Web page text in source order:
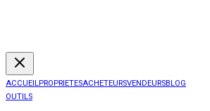
ACCUEILPROPRIETESACHETEURSVENDEURSBLOG
OUTILS